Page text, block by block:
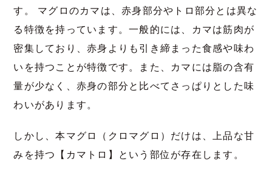
す。 マグロのカマは、赤身部分やトロ部分とは異な
る特徴を持っています。一般的には、カマは筋肉が
密集しており、赤身よりも引き締まった食感や味わ
いを持つことが特徴です。また、カマには脂の含有
量が少なく、赤身の部分と比べてさっぱりとした味
わいがあります。
しかし、本マグロ（クロマグロ）だけは、上品な甘
みを持つ【カマトロ】という部位が存在します。